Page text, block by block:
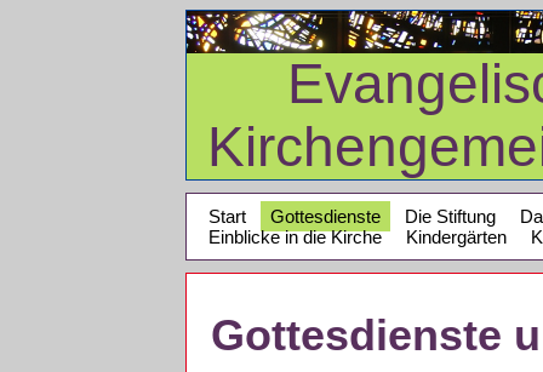
Start Gottesdienste Die Stiftung
Einblicke in die Kirche
Kindergärten
Gottesdienste